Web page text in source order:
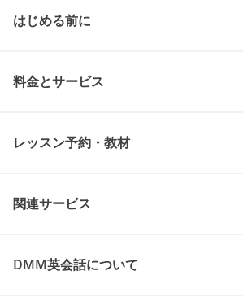
はじめる前に
料金とサービス
レッスン予約・教材
関連サービス
DMM英会話について